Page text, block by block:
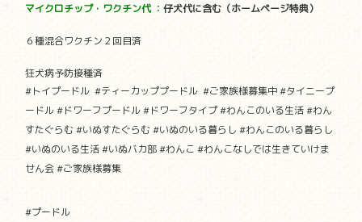
マイクロチップ・ワクチン代 ：仔犬代に含む（ホームページ特典）
６種混合ワクチン２回目済
狂犬病予防接種済
#トイプードル #ティーカッププードル #ご家族様募集中#タイニープ
ードル#ドワーフプードル#ドワーフタイプ#わんこのいる生活#わん
すたぐらむ#いぬすたぐらむ#いぬのいる暮らし #わんこのいる暮らし
#いぬのいる生活#いぬバカ部#わんこ #わんこなしでは生きていけま
せん会#ご家族様募集
#プードル